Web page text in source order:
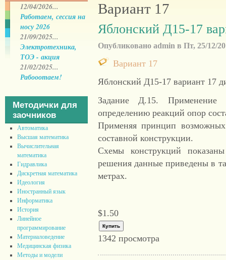
12/04/2026...
Работаем, сессия на
носу 2026
21/09/2025...
Электротехника,
ТОЭ - акция
21/02/2025...
Рабооотаем!
Методички для
заочников
Автоматика
Высшая математика
Вычислительная
математика
Гидравлика
Дискретная математика
Идеология
Иностранный язык
Информатика
История
Линейное
программирование
Материаловедение
Медицинская физика
Методы и модели
Вариант 17
Яблонский Д15-17
Опубликовано admin в Пт, 25/12/
Вариант 17
Яблонский Д15-17 вариант 17
Задание Д.15.
определению реакций опор
Применяя принцип
составной конструкции.
Схемы конструкций
решения данные приведены в
метрах.
$1.50
1342 просмотра